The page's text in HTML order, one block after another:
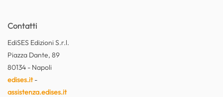
Contatti
EdiSES Edizioni S.r.l.
Piazza Dante, 89
80134 - Napoli
edises.it-
assistenza.edises.it